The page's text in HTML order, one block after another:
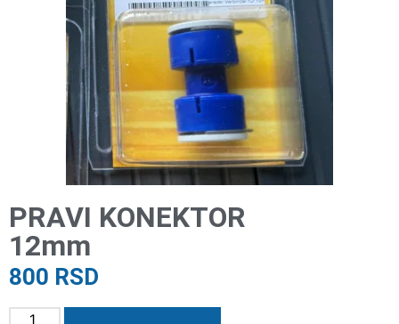
PRAVI KONEKTOR
12mm
800 RSD